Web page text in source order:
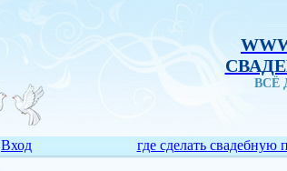
ВСЁ
Вход где сделать свадебную